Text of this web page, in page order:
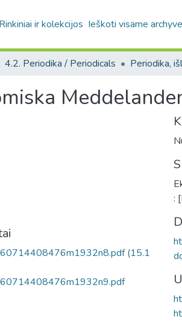
Rinkiniai ir kolekcijos Ieškoti visame archyve
4.2. Periodika / Periodicals
(15.1
: